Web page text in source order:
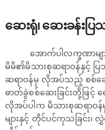
ဆေးရုံ၊ ဆေးခန်းပြ
အောက်ပါလက္ခဏာမျ
မိမိ၏မိသားစုဆရာဝန်နှင့်
ဆရာဝန်မှ လိုအပ်သည့် စစ်ဆေး
ဓာတ်ခွဲစစ်ဆေးခြင်းတို့ဖြင့်
လိုအပ်ပါက မိသားစုဆရာ
များနှင့် တိုင်ပင်ကုသခြင်း၊​ လွှဲ